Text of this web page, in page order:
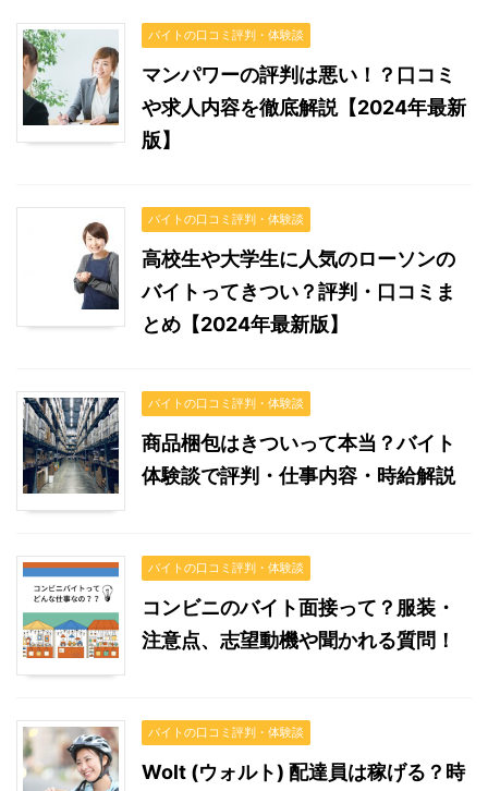
バイトの口コミ評判・体験談
マンパワーの評判は悪い！？口コミ
や求人内容を徹底解説【2024年最新
版】
バイトの口コミ評判・体験談
高校生や大学生に人気のローソンの
バイトってきつい？評判・口コミま
とめ【2024年最新版】
バイトの口コミ評判・体験談
商品梱包はきついって本当？バイト
体験談で評判・仕事内容・時給解説
バイトの口コミ評判・体験談
コンビニのバイト面接って？服装・
注意点、志望動機や聞かれる質問！
バイトの口コミ評判・体験談
Wolt (ウォルト) 配達員は稼げる？時